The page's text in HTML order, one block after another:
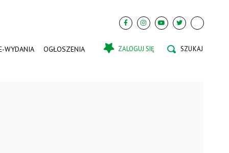
WYDANIA OGŁOSZENIA ZALOGUJ SIĘ